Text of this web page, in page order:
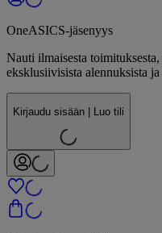
OneASICS-jäsenyys
Nauti ilmaisesta
eksklusiivisista alennuksista
Kirjaudu sisään | Luo tili